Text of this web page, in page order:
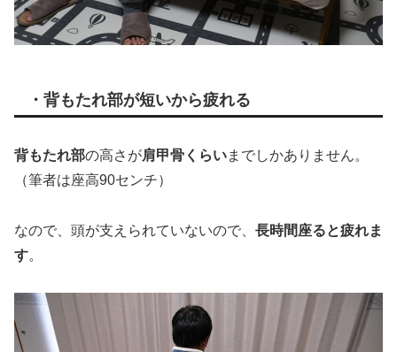
・背もたれ部が短いから疲れる
背もたれ部の高さが肩甲骨くらいまでしかありません。
（筆者は座高90センチ）
なので、頭が支えられていないので、 長時間座ると疲れま
す。